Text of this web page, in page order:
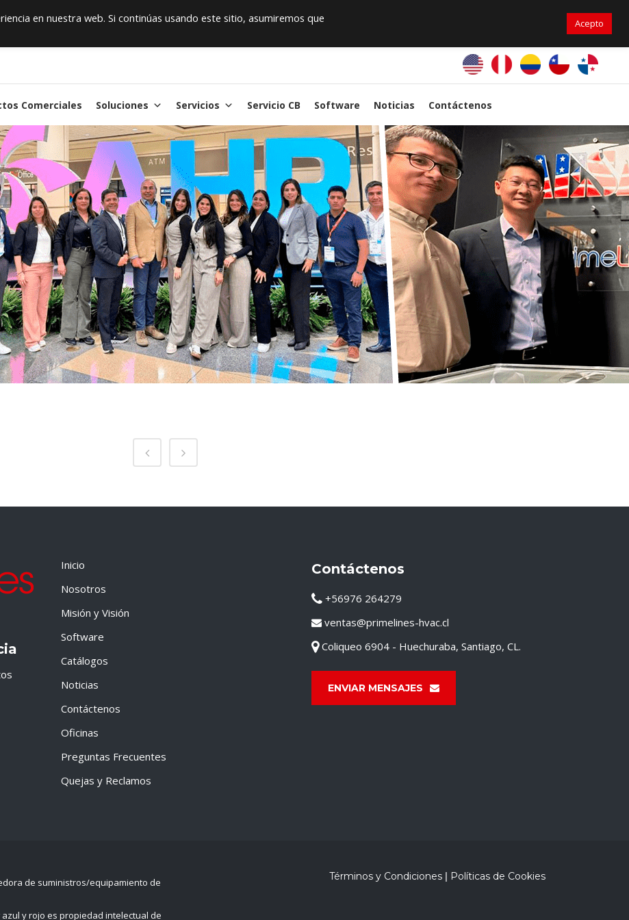
ventas@primelines-hvac.cl
Comerciales Soluciones Servicios Servicio CB Software Noticias Contáctenos
Inicio
Nosotros
Misión y Visión
Software
Catálogos
Noticias
Contáctenos
Oficinas
Preguntas Frecuentes
Quejas y Reclamos
Contáctenos
+56976 264279
ventas@primelines-hvac.cl
Coliqueo 6904 - Huechuraba, Santiago, CL.
ENVIAR MENSAJES
de suministros/equipamiento de
y rojo es propiedad intelectual de
Términos y Condiciones | Políticas de Cookies
en nuestra web. Si continúas usando este sitio, asumiremos que
Acepto